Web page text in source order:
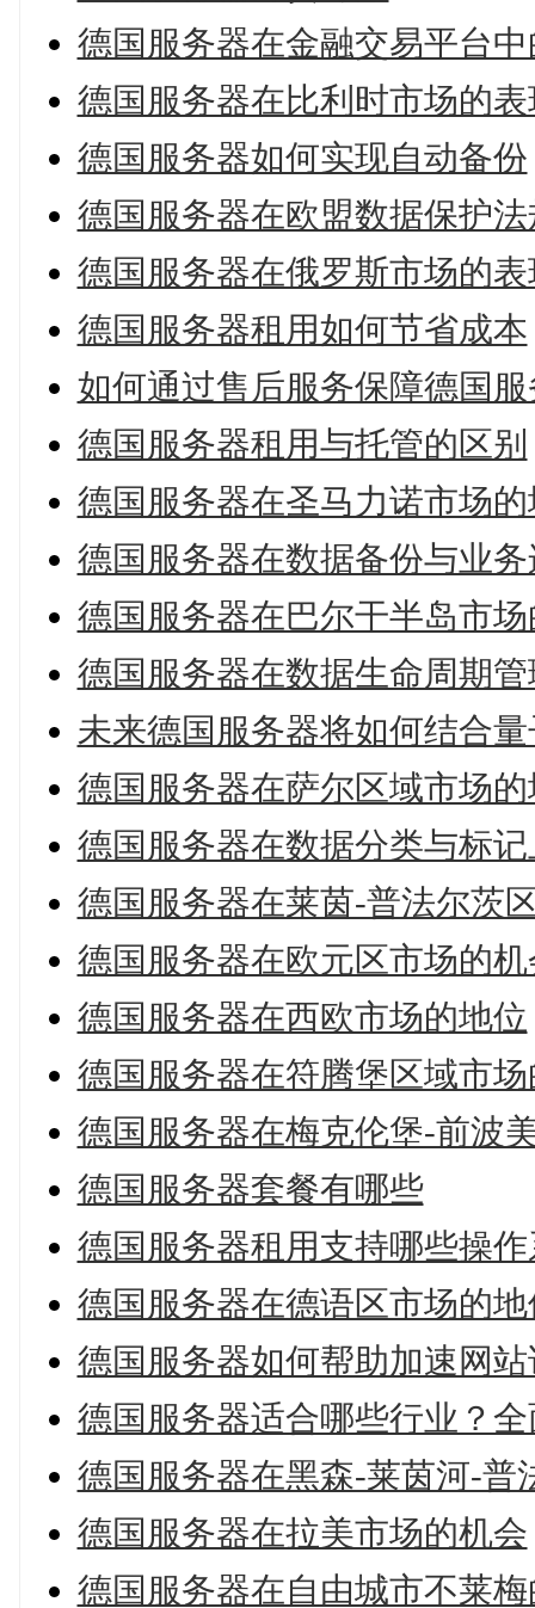
德国服务器在金融交易平台
德国服务器在比利时市场的表
德国服务器如何实现自动备份
德国服务器在欧盟数据保护
德国服务器在俄罗斯市场的表
德国服务器租用如何节省成本
如何通过售后服务保障德国
德国服务器租用与托管的区别
德国服务器在圣马力诺市场
德国服务器在数据备份与业
德国服务器在巴尔干半岛市
德国服务器在数据生命周期
未来德国服务器将如何结合
德国服务器在萨尔区域市场
德国服务器在数据分类与标
德国服务器在莱茵-普法尔茨
德国服务器在欧元区市场的机
德国服务器在西欧市场的地位
德国服务器在符腾堡区域市
德国服务器在梅克伦堡-前波
德国服务器套餐有哪些
德国服务器租用支持哪些操
德国服务器在德语区市场的地
德国服务器如何帮助加速网
德国服务器适合哪些行业？
德国服务器在黑森-莱茵河-普
德国服务器在拉美市场的机会
德国服务器在自由城市不莱